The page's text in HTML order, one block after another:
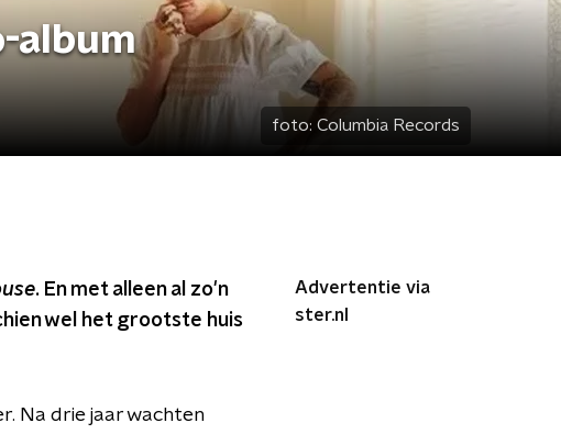
album
foto: Columbia Records
. En met alleen al zo'n
wel het grootste huis
Na drie jaar wachten
Advertentie via
ster.nl